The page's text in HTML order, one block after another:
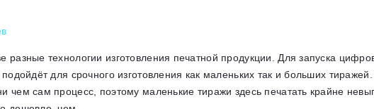
технологии изготовления печатной продукции. Для запуска
для срочного изготовления как маленьких так и больших
чем сам процесс, поэтому маленькие тиражи здесь печатать крайне